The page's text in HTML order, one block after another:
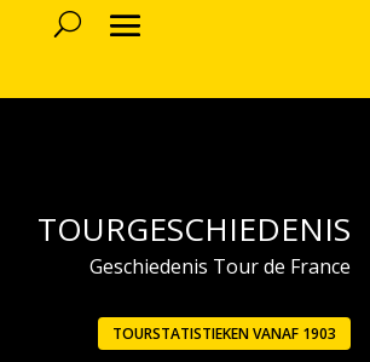
TOURGESCHIEDENIS
Geschiedenis Tour de France
TOURSTATISTIEKEN VANAF 1903